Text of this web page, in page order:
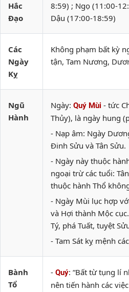
Hắc
Đạo
8:59) ; Ngọ (11:00-
Dậu (17:00-18:59)
Các
Ngày
Kỵ
Không phạm bất kỳ
tận, Tam Nương,
Ngũ
Hành
Ngày: Quý Mùi - tức
Thủy), là ngày hung
- Nạp âm: Ngày
Đinh Sửu và Tân Sửu.
- Ngày này thuộc
ngoại trừ các tuổi:
thuộc hành Thổ
- Ngày Mùi lục hợp
và Hợi thành Mộc
Tý, phá Tuất, tuyệt
- Tam Sát kỵ mệnh
Bành
Tổ
- Quý: “Bất từ tụng lí
nên tiến hành các